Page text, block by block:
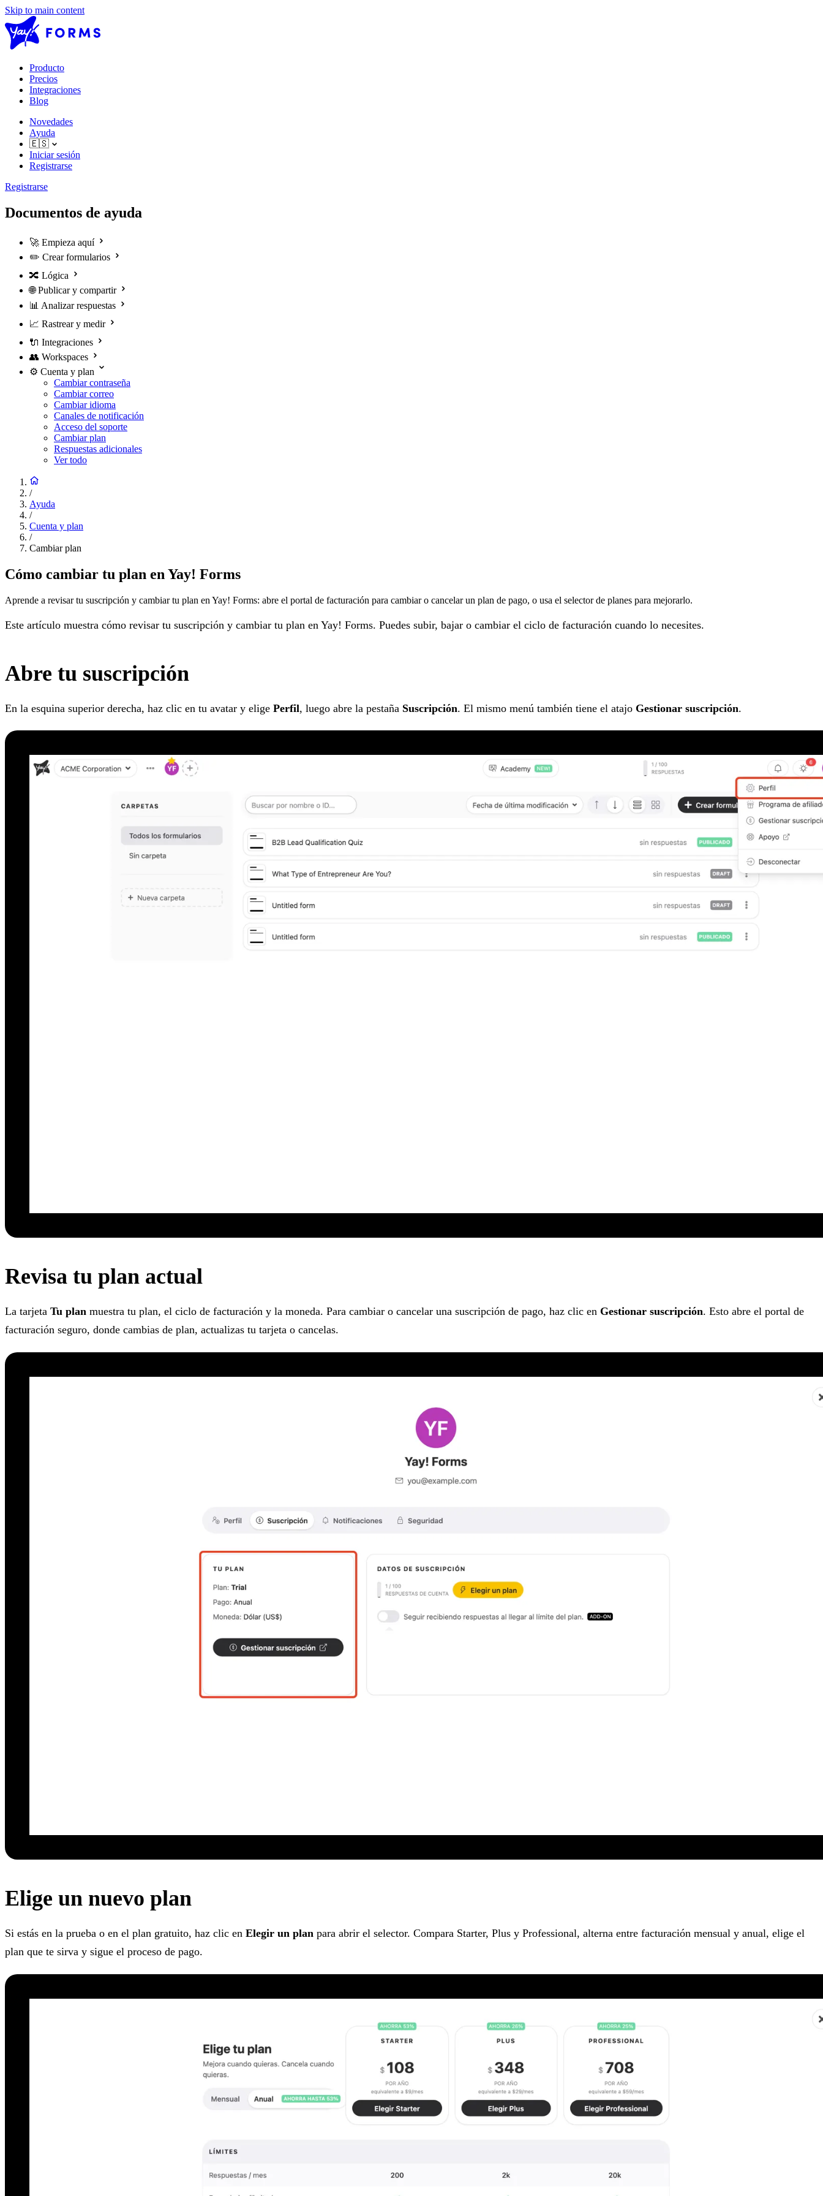
Skip to main content
Producto
Precios
Integraciones
Blog
Novedades
Ayuda
🇪🇸
Iniciar sesión
Registrarse
Registrarse
Documentos de ayuda
🚀 Empieza aquí
✏️ Crear formularios
🔀 Lógica
🌐 Publicar y compartir
📊 Analizar respuestas
📈 Rastrear y medir
🔌 Integraciones
👥 Workspaces
⚙️ Cuenta y plan
Cambiar contraseña
Cambiar correo
Cambiar idioma
Canales de notificación
Acceso del soporte
Cambiar plan
Respuestas adicionales
Ver todo
/
Ayuda
/
Cuenta y plan
/
Cambiar plan
Cómo cambiar tu plan en Yay! Forms
Aprende a revisar tu suscripción y cambiar tu plan en Yay! Forms: abre el portal de facturación para cambiar o cancelar un plan de pago, o usa el selector de planes para mejorarlo.
Este artículo muestra cómo revisar tu suscripción y cambiar tu plan en Yay! Forms. Puedes subir, bajar o cambiar el ciclo de facturación cuando lo necesites.
Abre tu suscripción
En la esquina superior derecha, haz clic en tu avatar y elige Perfil, luego abre la pestaña Suscripción. El mismo menú también tiene el atajo Gestionar suscripción.
Revisa tu plan actual
La tarjeta Tu plan muestra tu plan, el ciclo de facturación y la moneda. Para cambiar o cancelar una suscripción de pago, haz clic en Gestionar suscripción. Esto abre el portal de
facturación seguro, donde cambias de plan, actualizas tu tarjeta o cancelas.
Elige un nuevo plan
Si estás en la prueba o en el plan gratuito, haz clic en Elegir un plan para abrir el selector. Compara Starter, Plus y Professional, alterna entre facturación mensual y anual, elige el
plan que te sirva y sigue el proceso de pago.